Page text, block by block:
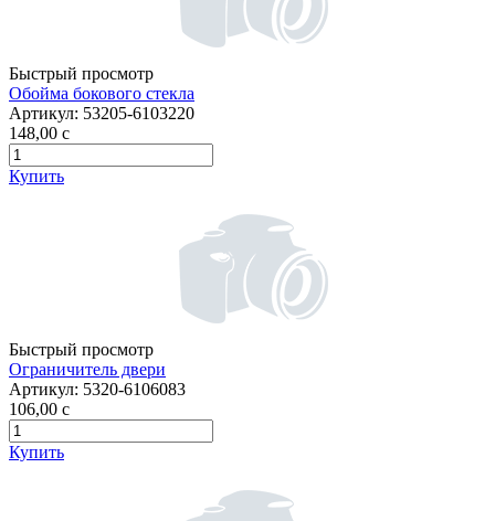
Быстрый просмотр
Обойма бокового стекла
Артикул: 53205-6103220
148,00 c
Купить
Быстрый просмотр
Ограничитель двери
Артикул: 5320-6106083
106,00 c
Купить